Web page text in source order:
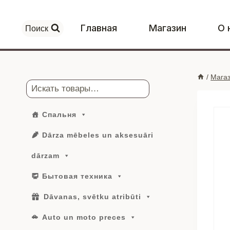
контенту
Поиск Главная Магазин О
/
Поиск
Спальня
Dārza mēbeles un aksesuāri
dārzam
Бытовая техника
Dāvanas, svētku atribūti
Auto un moto preces